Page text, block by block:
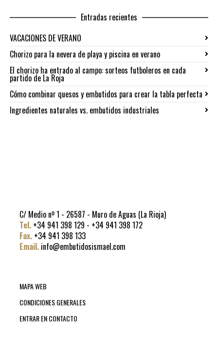
Entradas recientes
VACACIONES DE VERANO
Chorizo para la nevera de playa y piscina en verano
El chorizo ha entrado al campo: sorteos futboleros en cada
partido de La Roja
Cómo combinar quesos y embutidos para crear la tabla perfecta
Ingredientes naturales vs. embutidos industriales
C/ Medio nº 1 - 26587 - Muro de Aguas (La Rioja)
Tel. +34 941 398 129 - +34 941 398 172
Fax. +34 941 398 133
Email. info@embutidosismael.com
MAPA WEB
CONDICIONES GENERALES
ENTRAR EN CONTACTO